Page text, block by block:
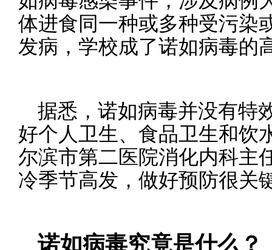
体进食同一种或多种受污染
发病，学校成了诺如病毒的
据悉，诺如病毒并没有特
好个人卫生、食品卫生和饮
尔滨市第二医院消化内科主
冷季节高发，做好预防很关
诺如病毒究竟是什么？